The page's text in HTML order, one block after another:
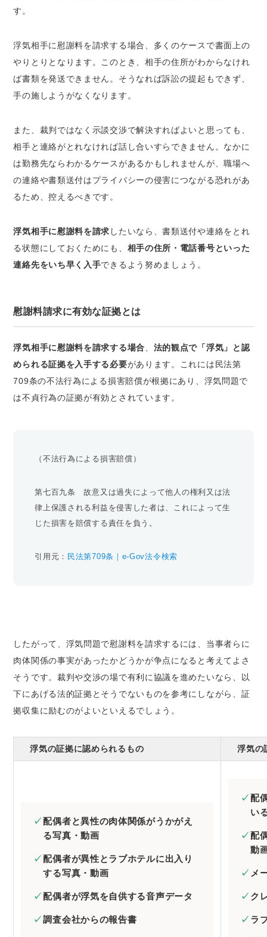
す。
浮気相手に慰謝料を請求する場合、多くのケースで書面上の
やりとりとなります。このとき、相手の住所がわからなけれ
ば書類を発送できません。そうなれば訴訟の提起もできず、
手の施しようがなくなります。
また、裁判ではなく示談交渉で解決すればよいと思っても、
相手と連絡がとれなければ話し合いすらできません。なかに
は勤務先ならわかるケースがあるかもしれませんが、職場へ
の連絡や書類送付はプライバシーの侵害につながる恐れがあ
るため、控えるべきです。
浮気相手に慰謝料を請求 したいなら、書類送付や連絡をとれ
る状態にしておくためにも、 相手の住所・電話番号といった
連絡先をいち早く入手できるよう努めましょう。
慰謝料請求に有効な証拠とは
浮気相手に慰謝料を請求する場合、 法的観点で「浮気」と認
められる証拠を入手する必要があります。これには民法第
709条の不法行為による損害賠償が根拠にあり、浮気問題で
は不貞行為の証拠が有効とされています。
（不法行為による損害賠償）
第七百九条 故意又は過失によって他人の権利又は法
律上保護される利益を侵害した者は、これによって生
じた損害を賠償する責任を負う。
引用元： 民法第709条｜e-Gov法令検索
したがって、浮気問題で慰謝料を請求するには、当事者らに
肉体関係の事実があったかどうかが争点になると考えてよさ
そうです。裁判や交渉の場で有利に協議を進めたいなら、以
下にあげる法的証拠とそうでないものを参考にしながら、証
拠収集に励むのがよいといえるでしょう。
浮気の証拠に認められるもの 浮気の
配偶者と異性の肉体関係がうかがえ
る写真・動画
配偶者が異性とラブホテルに出入り
する写真・動画
配偶者が浮気を自供する音声データ
調査会社からの報告書
配
い
配
動
メ
ク
ラ